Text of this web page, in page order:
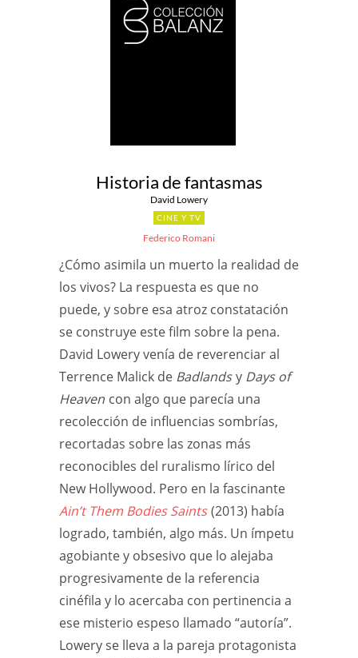
Historia de fantasmas
David Lowery
CINE Y TV
Federico Romani
¿Cómo asimila un muerto la realidad de
los vivos? La respuesta es que no
puede, y sobre esa atroz constatación
se construye este film sobre la pena.
David Lowery venía de reverenciar al
Terrence Malick de Badlands y Days of
Heaven con algo que parecía una
recolección de influencias sombrías,
recortadas sobre las zonas más
reconocibles del ruralismo lírico del
New Hollywood. Pero en la fascinante
Ain’t Them Bodies Saints (2013) había
logrado, también, algo más. Un ímpetu
agobiante y obsesivo que lo alejaba
progresivamente de la referencia
cinéfila y lo acercaba con pertinencia a
ese misterio espeso llamado “autoría”.
Lowery se lleva a la pareja protagonista